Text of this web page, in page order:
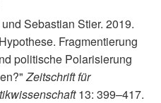
Sebastian Stier. 2019.
Fragmentierung
politische Polarisierung
Zeitschrift für
13: 399–417.